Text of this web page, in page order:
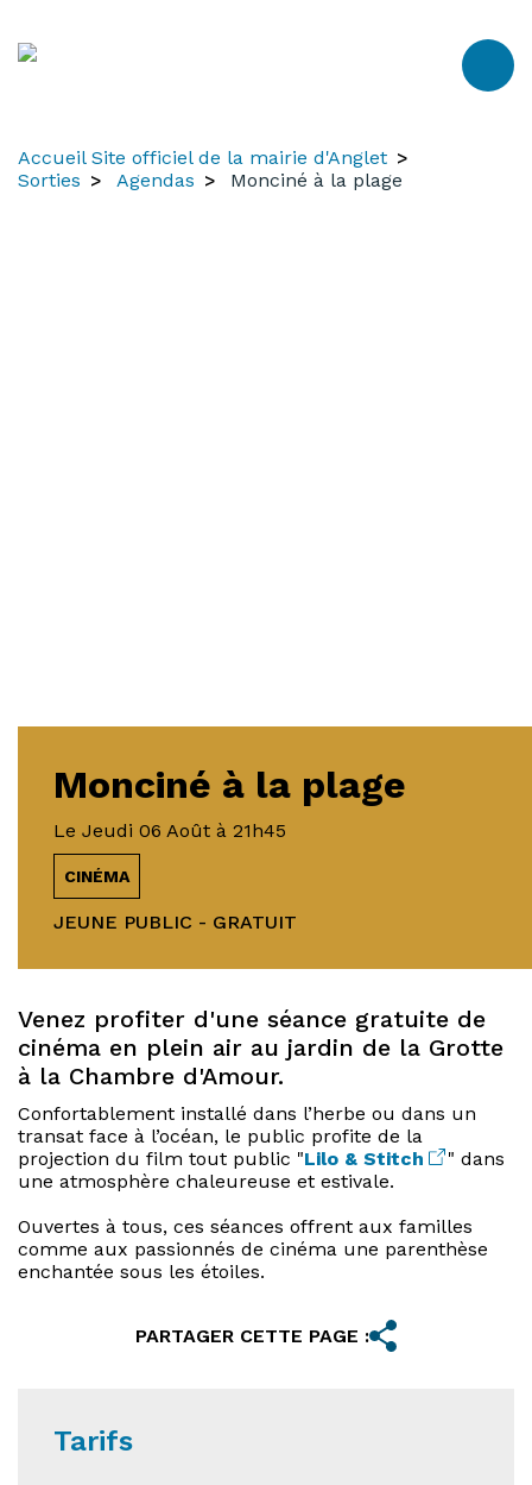
Accueil Site officiel de la mairie d'Anglet
Sorties
Agendas Monciné à la plage
Monciné à la plage
Le Jeudi 06 Août à 21h45
CINÉMA
JEUNE PUBLIC - GRATUIT
Venez profiter d'une séance gratuite de
cinéma en plein air au jardin de la Grotte
à la Chambre d'Amour.
Confortablement installé dans l’herbe ou dans un
transat face à l’océan, le public profite de la
projection du film tout public "Lilo & Stitch
" dans
une atmosphère chaleureuse et estivale.
Ouvertes à tous, ces séances offrent aux familles
comme aux passionnés de cinéma une parenthèse
enchantée sous les étoiles.
PARTAGER CETTE PAGE :
Tarifs